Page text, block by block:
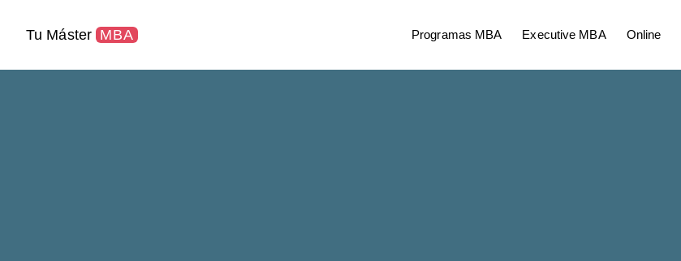
Tu Máster MBA Programas MBA Executive MBA Online